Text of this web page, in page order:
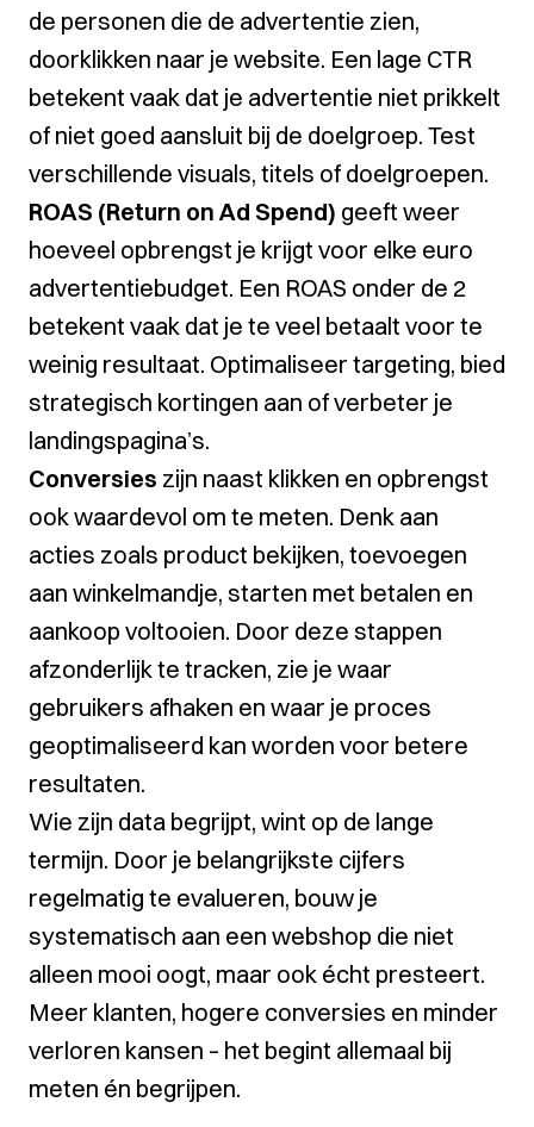
de personen die de advertentie zien,
doorklikken naar je website. Een lage CTR
betekent vaak dat je advertentie niet prikkelt
of niet goed aansluit bij de doelgroep. Test
verschillende visuals, titels of doelgroepen.
ROAS (Return on Ad Spend) geeft weer
hoeveel opbrengst je krijgt voor elke euro
advertentiebudget. Een ROAS onder de 2
betekent vaak dat je te veel betaalt voor te
weinig resultaat. Optimaliseer targeting, bied
strategisch kortingen aan of verbeter je
landingspagina’s.
Conversies zijn naast klikken en opbrengst
ook waardevol om te meten. Denk aan
acties zoals product bekijken, toevoegen
aan winkelmandje, starten met betalen en
aankoop voltooien. Door deze stappen
afzonderlijk te tracken, zie je waar
gebruikers afhaken en waar je proces
geoptimaliseerd kan worden voor betere
resultaten.
Wie zijn data begrijpt, wint op de lange
termijn. Door je belangrijkste cijfers
regelmatig te evalueren, bouw je
systematisch aan een webshop die niet
alleen mooi oogt, maar ook écht presteert.
Meer klanten, hogere conversies en minder
verloren kansen – het begint allemaal bij
meten én begrijpen.